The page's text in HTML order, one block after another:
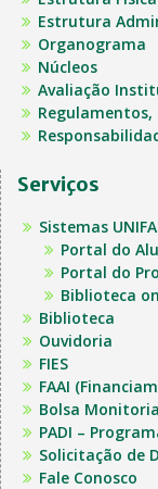
Estrutura
Organograma
Núcleos
Avaliação
Regulamentos,
Serviços
Sistemas
Portal do
Portal do
Biblioteca
Biblioteca
Ouvidoria
FIES
FAAI
Bolsa Monitoria
PADI –
Solicitação de
Fale Conosco